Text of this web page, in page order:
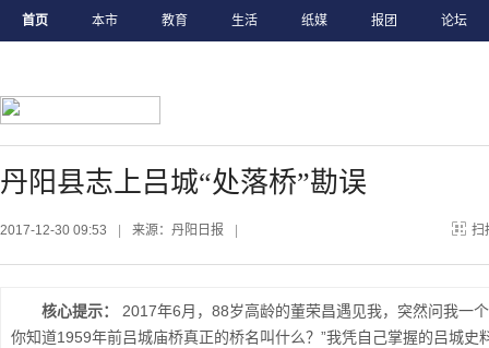
首页 本市 教育 生活 纸媒 报团 论坛
丹阳县志上吕城“处落桥”勘误
2017-12-30 09:53 来源：丹阳日报 扫
核心提示：
2017年6月，88岁高龄的董荣昌遇见我，突然问我一
你知道1959年前吕城庙桥真正的桥名叫什么？”我凭自己掌握的吕城史